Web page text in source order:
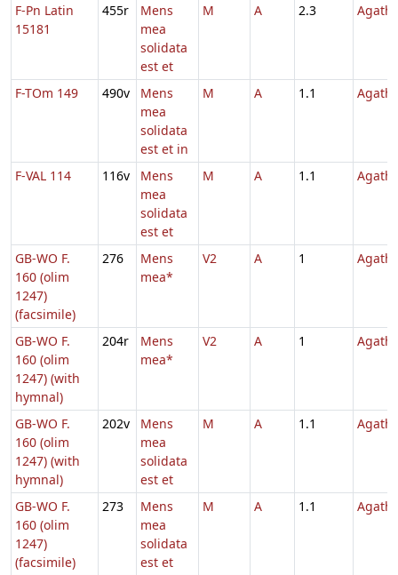
F-Pn Latin
15181
455r
Mens
mea
solidata
est et
M A 2.3
F-TOm 149 490v
Mens
mea
solidata
est et in
M A 1.1
F-VAL 114 116v
Mens
mea
solidata
est et
M A 1.1
GB-WO F.
160 (olim
1247)
(facsimile)
276
Mens
mea*
V2 A 1
GB-WO F.
160 (olim
1247) (with
hymnal)
204r
Mens
mea*
V2 A 1
GB-WO F.
160 (olim
1247) (with
hymnal)
202v
Mens
mea
solidata
est et
M A 1.1
GB-WO F.
160 (olim
1247)
(facsimile)
273
Mens
mea
solidata
est et
M A 1.1